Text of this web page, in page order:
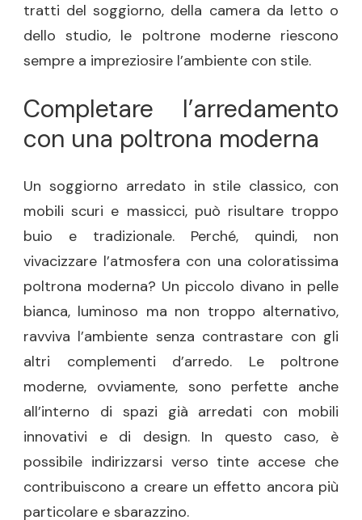
tratti del soggiorno, della camera da letto o
dello studio, le poltrone moderne riescono
sempre a impreziosire l’ambiente con stile.
Completare l’arredamento
con una poltrona moderna
Un soggiorno arredato in stile classico, con
mobili scuri e massicci, può risultare troppo
buio e tradizionale. Perché, quindi, non
vivacizzare l’atmosfera con una coloratissima
poltrona moderna? Un piccolo divano in pelle
bianca, luminoso ma non troppo alternativo,
ravviva l’ambiente senza contrastare con gli
altri complementi d’arredo. Le poltrone
moderne, ovviamente, sono perfette anche
all’interno di spazi già arredati con mobili
innovativi e di design. In questo caso, è
possibile indirizzarsi verso tinte accese che
contribuiscono a creare un effetto ancora più
particolare e sbarazzino.